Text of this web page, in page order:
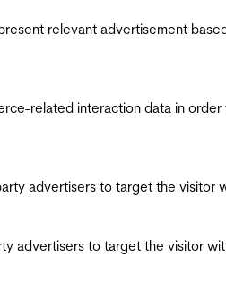
relevant advertisement
related interaction data in
advertisers to target the
advertisers to target the visitor